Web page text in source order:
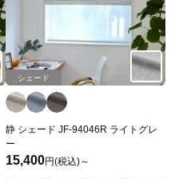
シェード
静 シェード JF-94046R ライトグレ
ー
15,400円(税込)～